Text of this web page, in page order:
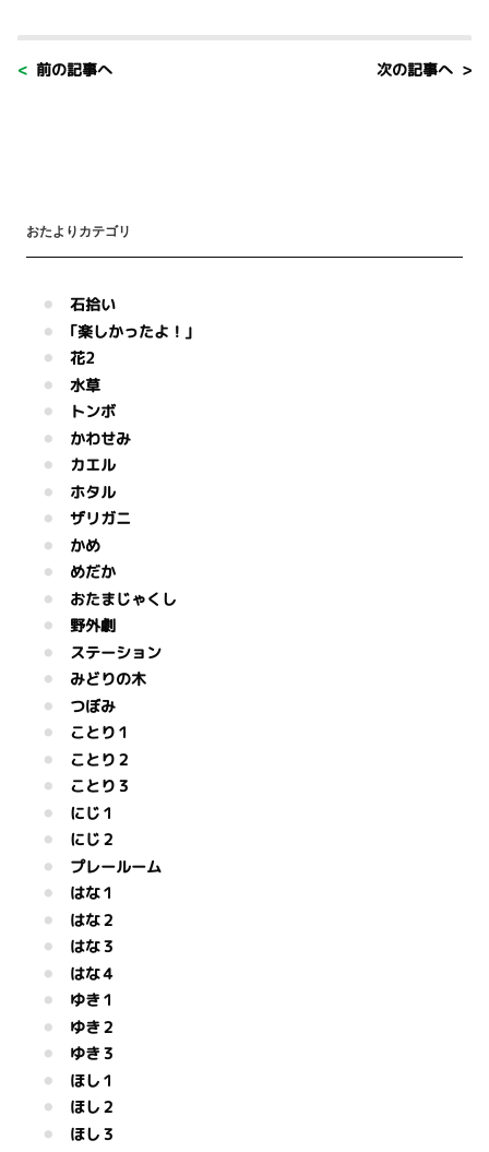
< 前の記事へ 次の記事へ >
おたよりカテゴリ
石拾い
｢楽しかったよ！｣
花2
水草
トンボ
かわせみ
カエル
ホタル
ザリガニ
かめ
めだか
おたまじゃくし
野外劇
ステーション
みどりの木
つぼみ
ことり１
ことり２
ことり３
にじ１
にじ２
プレールーム
はな１
はな２
はな３
はな４
ゆき１
ゆき２
ゆき３
ほし１
ほし２
ほし３